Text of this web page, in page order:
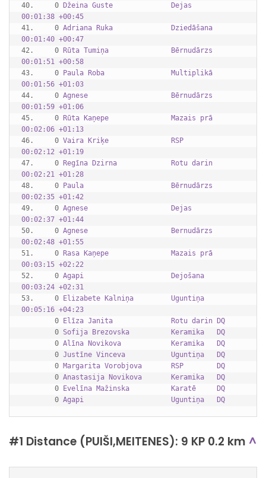
40.     0 Džeina Guste              Dejas
00:01:38 +00:45
41.     0 Adriana Ruka              Dziedāšana
00:01:40 +00:47
42.     0 Rūta Tumiņa               Bērnudārzs
00:01:51 +00:58
43.     0 Paula Roba                Multiplikā
00:01:56 +01:03
44.     0 Agnese                    Bērnudārzs
00:01:59 +01:06
45.     0 Rūta Kaņepe               Mazais prā
00:02:06 +01:13
46.     0 Vaira Kriķe               RSP
00:02:12 +01:19
47.     0 Regīna Dzirna             Rotu darin
00:02:21 +01:28
48.     0 Paula                     Bērnudārzs
00:02:35 +01:42
49.     0 Agnese                    Dejas
00:02:37 +01:44
50.     0 Agnese                    Bernudārzs
00:02:48 +01:55
51.     0 Rasa Kaņepe               Mazais prā
00:03:15 +02:22
52.     0 Agapi                     Dejošana
00:03:24 +02:31
53.     0 Elizabete Kalniņa         Uguntiņa
00:05:16 +04:23
        0
        0
        0
        0
        0
        0
        0
        0
#1 Distance (PUIŠI,MEITENES): 9 KP 0.2 km ^